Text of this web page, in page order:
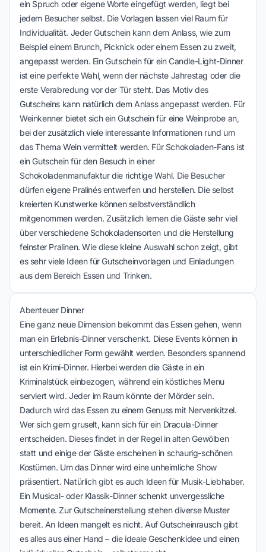
ein Spruch oder eigene Worte eingefügt werden, liegt bei
jedem Besucher selbst. Die Vorlagen lassen viel Raum für
Individualität. Jeder Gutschein kann dem Anlass, wie zum
Beispiel einem Brunch, Picknick oder einem Essen zu zweit,
angepasst werden. Ein Gutschein für ein Candle-Light-Dinner
ist eine perfekte Wahl, wenn der nächste Jahrestag oder die
erste Verabredung vor der Tür steht. Das Motiv des
Gutscheins kann natürlich dem Anlass angepasst werden. Für
Weinkenner bietet sich ein Gutschein für eine Weinprobe an,
bei der zusätzlich viele interessante Informationen rund um
das Thema Wein vermittelt werden. Für Schokoladen-Fans ist
ein Gutschein für den Besuch in einer
Schokoladenmanufaktur die richtige Wahl. Die Besucher
dürfen eigene Pralinés entwerfen und herstellen. Die selbst
kreierten Kunstwerke können selbstverständlich
mitgenommen werden. Zusätzlich lernen die Gäste sehr viel
über verschiedene Schokoladensorten und die Herstellung
feinster Pralinen. Wie diese kleine Auswahl schon zeigt, gibt
es sehr viele Ideen fürGutscheinvorlagenund Einladungen
aus dem Bereich Essen und Trinken.
Abenteuer Dinner
Eine ganz neue Dimension bekommt das Essen gehen, wenn
man ein Erlebnis-Dinner verschenkt. Diese Events können in
unterschiedlicher Form gewählt werden. Besonders spannend
ist ein Krimi-Dinner. Hierbei werden die Gäste in ein
Kriminalstück einbezogen, während ein köstliches Menu
serviert wird. Jeder im Raum könnte der Mörder sein.
Dadurch wird das Essen zu einem Genuss mit Nervenkitzel.
Wer sich gern gruselt, kann sich für ein Dracula-Dinner
entscheiden. Dieses findet in der Regel in alten Gewölben
statt und einige der Gäste erscheinen in schaurig-schönen
Kostümen. Um das Dinner wird eine unheimliche Show
präsentiert. Natürlich gibt es auch Ideen für Musik-Liebhaber.
Ein Musical- oder Klassik-Dinner schenkt unvergessliche
Momente. Zur Gutscheinerstellung stehen diverse Muster
bereit. An Ideen mangelt es nicht. Auf Gutscheinrausch gibt
es alles aus einer Hand – die ideale Geschenkidee und einen